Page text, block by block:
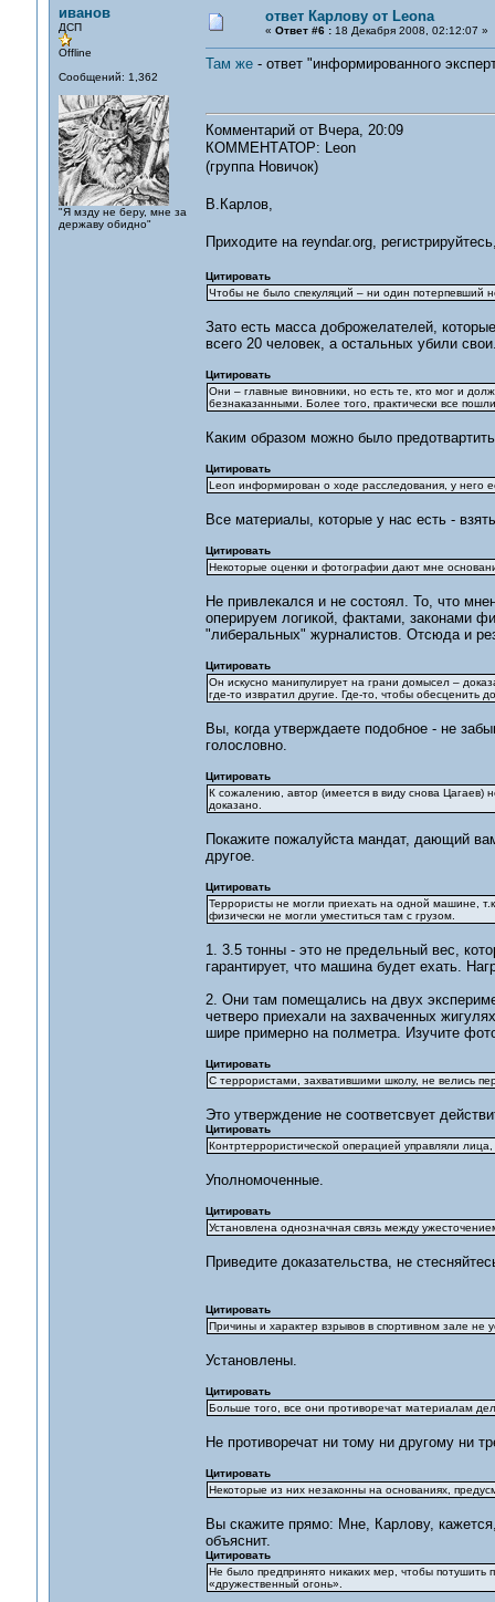
иванов
ДСП
Offline
Сообщений: 1,362
"Я мзду не беру, мне за
державу обидно"
ответ Карлову от Leona
« Ответ #6 :18 Декабря 2008, 02:12:07 »
Там же- ответ "информированного
Комментарий от Вчера, 20:09
КОММЕНТАТОР: Leon
(группа Новичок)
В.Карлов,
Приходите на reyndar.org,
Цитировать
Чтобы не было спекуляций – ни один потерпевший
Зато есть масса доброжелателей,
всего 20 человек, а остальных убили
Цитировать
Они – главные виновники, но есть те, кто мог и
безнаказанными. Более того, практически все
Каким образом можно было
Цитировать
Leon информирован о ходе расследования, у него
Все материалы, которые у нас есть -
Цитировать
Некоторые оценки и фотографии дают мне
Не привлекался и не состоял. То, что
оперируем логикой, фактами, законами
"либеральных" журналистов. Отсюда и
Цитировать
Он искусно манипулирует на грани домысел –
где-то извратил другие. Где-то, чтобы обесценить
Вы, когда утверждаете подобное - не
голословно.
Цитировать
К сожалению, автор (имеется в виду снова Цагаев)
доказано.
Покажите пожалуйста мандат, дающий
другое.
Цитировать
Террористы не могли приехать на одной машине,
физически не могли уместиться там с грузом.
1. 3.5 тонны - это не предельный вес,
гарантирует, что машина будет ехать.
2. Они там помещались на двух
четверо приехали на захваченных
шире примерно на полметра. Изучите
Цитировать
С террористами, захватившими школу, не велись
Это утверждение не соответсвует
Цитировать
Контртеррористической операцией управляли
Уполномоченные.
Цитировать
Установлена однозначная связь между
Приведите доказательства, не
Цитировать
Причины и характер взрывов в спортивном зале не
Установлены.
Цитировать
Больше того, все они противоречат материалам
Не противоречат ни тому ни другому ни
Цитировать
Некоторые из них незаконны на основаниях,
Вы скажите прямо: Мне, Карлову,
объяснит.
Цитировать
Не было предпринято никаких мер, чтобы потушить
«дружественный огонь».